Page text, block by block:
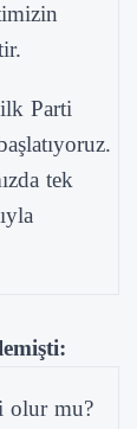
ilk Parti
tek
olur mu?